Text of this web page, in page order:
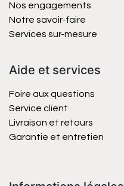
Nos engagements
Notre savoir-faire
Services sur-mesure
Aide et services
Foire aux questions
Service client
Livraison et retours
Garantie et entretien